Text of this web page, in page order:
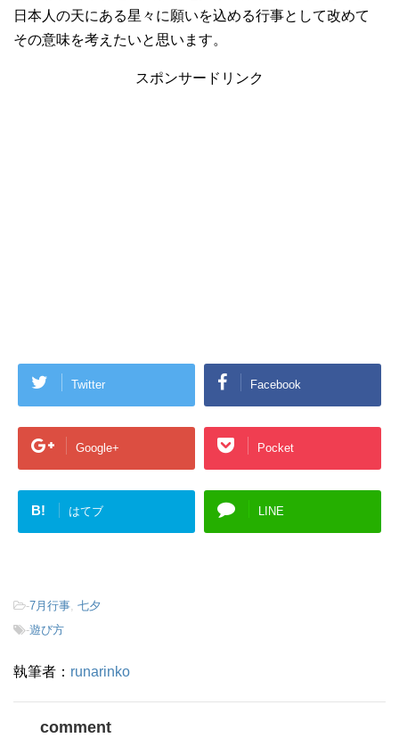
日本人の天にある星々に願いを込める行事として改めて
その意味を考えたいと思います。
スポンサードリンク
Twitter Facebook
Google+ Pocket
B! はてブ LINE
-7月行事 七夕
-遊び方
執筆者： runarinko
comment